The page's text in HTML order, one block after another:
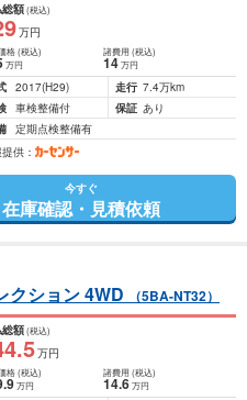
額(税込)
万円
格(税込)
万円
諸費用 (税込)
14 万円
2017(H29) 走行 7.4万km
車検整備付 保証 あり
定期点検整備有
供：
今すぐ
在庫確認・見積依頼
クション 4WD （5BA-NT32）
額(税込)
.5万円
格(税込)
.9万円
諸費用 (税込)
14.6 万円